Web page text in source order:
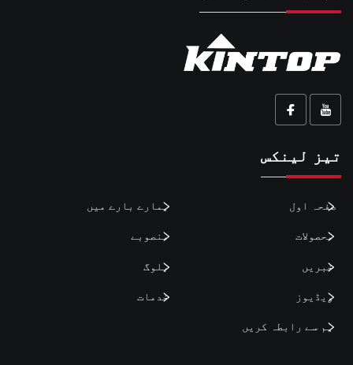
تیز لینکس
صفحہ اول ہمارے بارے میں
محصولات منصوبے
خبریں بلوگ
ویڈیوز خدمات
ہم سے رابطہ کریں